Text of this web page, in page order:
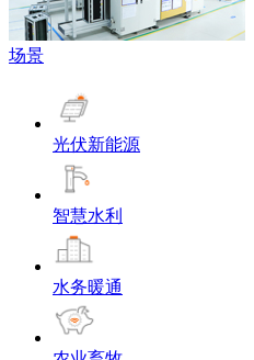
场景
光伏新能源
智慧水利
水务暖通